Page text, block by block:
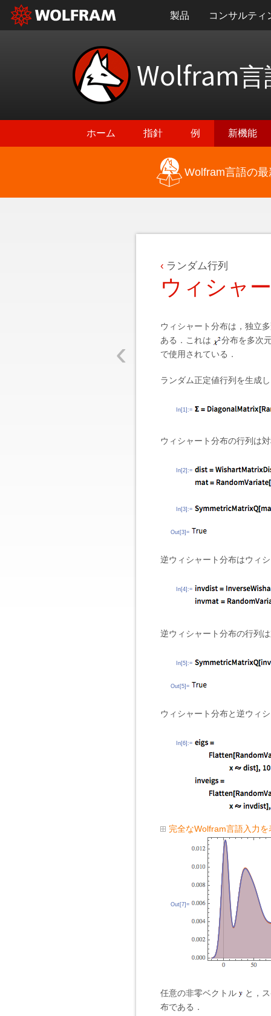
製品 コンサルティ
Wolfram言
ホーム 指針 例 新機能
Wolfram言語の
‹
ランダム行列
ウィシャ
ウィシャート分布は，独立
ある．これは
分布を多次
で使用されている．
ランダム正定値行列を生成
In[1]:=
ウィシャート分布の行列は
In[2]:=
In[3]:=
Out[3]=
逆ウィシャート分布はウィ
In[4]:=
逆ウィシャート分布の行列
In[5]:=
Out[5]=
ウィシャート分布と逆ウィ
In[6]:=
完全なWolfram言語入力を
Out[7]=
任意の非零ベクトル
と，
布である．